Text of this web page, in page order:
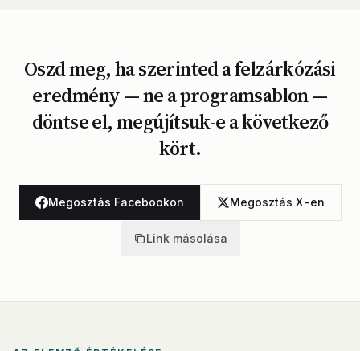
Oszd meg, ha szerinted a felzárkózási
eredmény — ne a programsablon —
döntse el, megújítsuk-e a következő
kört.
Megosztás Facebookon Megosztás X-en
Link másolása